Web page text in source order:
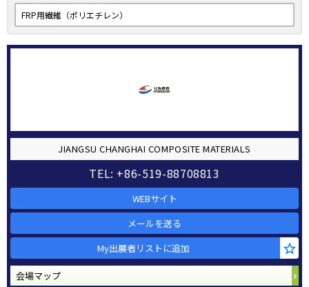
FRP用繊維（ポリエチレン）
JIANGSU CHANGHAI COMPOSITE MATERIALS
TEL: +86-519-88708813
WEBサイト
メールを送る
My出展者リストに追加
会場マップ